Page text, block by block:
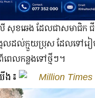
ខឆេង ដែល​ជា​សមាជិក ជី
ល​ដល់​ក្មួយ​ប្រុស ដែល​ទៅ​រៀ
េល​កន្លង​ទៅ​ថ្មី​ៗ។
ង៖ Million Times